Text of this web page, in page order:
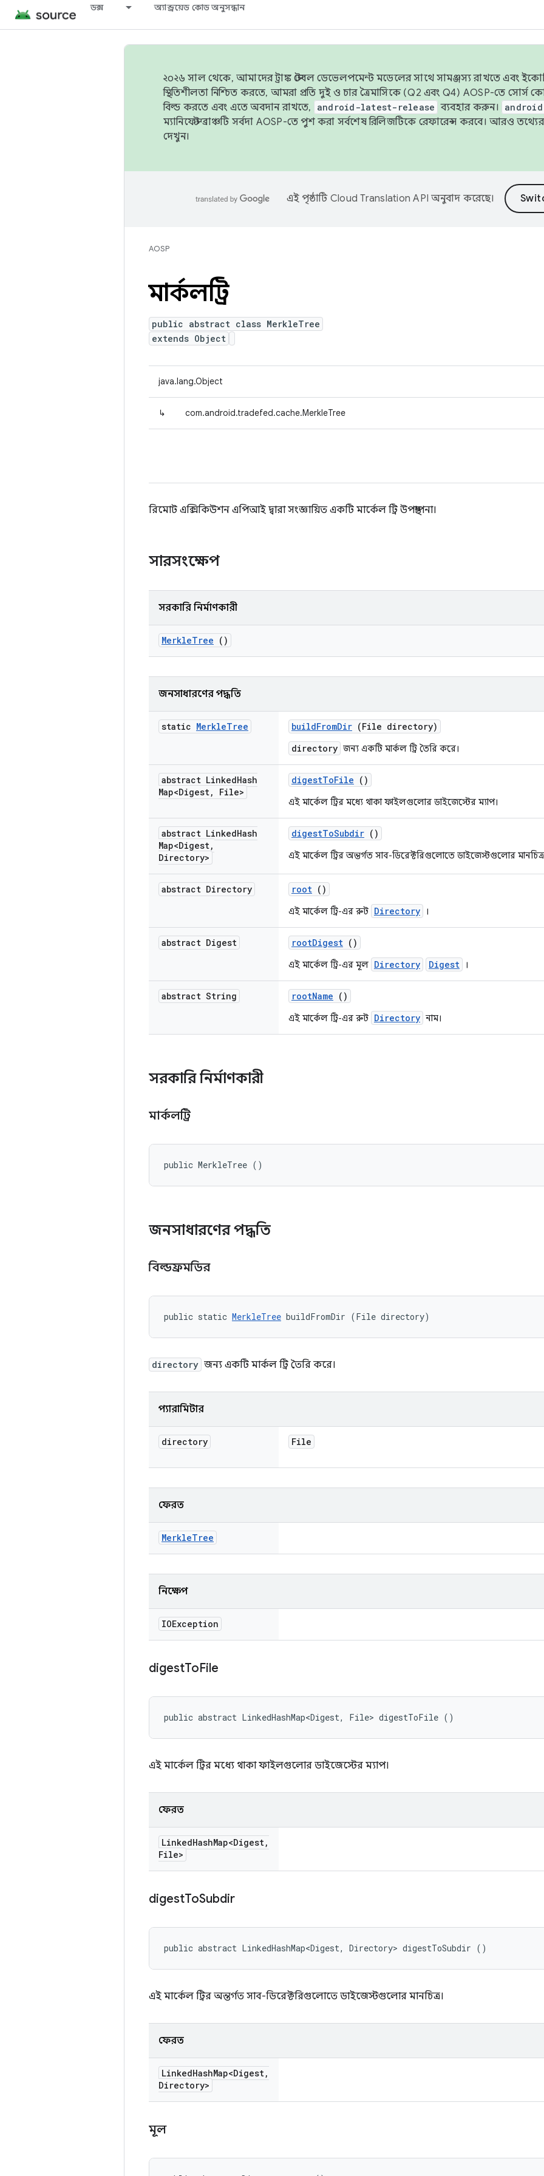
ডক্স অ্যান্ড্রয়েড কোড অনুসন্ধান
২০২৬ সাল থেকে, আমাদের ট্রাঙ্ক স্টেবল ডেভেলপমেন্ট মডেলের সাথে সামঞ্জস্য রাখতে এবং
স্থিতিশীলতা নিশ্চিত করতে, আমরা প্রতি দুই ও চার ত্রৈমাসিকে (Q2 এবং Q4) AOSP-তে সোর্স
বিল্ড করতে এবং এতে অবদান রাখতে,
android-latest-release ব্যবহার করুন।
ম্যানিফেস্ট ব্রাঞ্চটি সর্বদা AOSP-তে পুশ করা সর্বশেষ রিলিজটিকে রেফারেন্স করবে। আরও
দেখুন।
এই পৃষ্ঠাটি Cloud Translation API অনুবাদ করেছে।
AOSP
মার্কলট্রি
public abstract class MerkleTree
extends Object
java.lang.Object
↳ com.android.tradefed.cache.MerkleTree
রিমোট এক্সিকিউশন এপিআই দ্বারা সংজ্ঞায়িত একটি মার্কেল ট্রি উপস্থাপনা।
সারসংক্ষেপ
সরকারি নির্মাণকারী
MerkleTree ()
জনসাধারণের পদ্ধতি
static MerkleTree buildFromDir (File directory)
directory জন্য একটি মার্কল ট্রি তৈরি করে।
abstract LinkedHash
Map<Digest, File>
digestToFile ()
এই মার্কেল ট্রির মধ্যে থাকা ফাইলগুলোর ডাইজেস্টের ম্যাপ।
abstract LinkedHash
Map<Digest,
Directory>
digestToSubdir ()
এই মার্কেল ট্রির অন্তর্গত সাব-ডিরেক্টরিগুলোতে ডাইজেস্টগুলোর
abstract Directory root ()
এই মার্কেল ট্রি-এর রুট Directory ।
abstract Digest rootDigest ()
এই মার্কেল ট্রি-এর মূল Directory Digest ।
abstract String rootName ()
এই মার্কেল ট্রি-এর রুট Directory নাম।
সরকারি নির্মাণকারী
মার্কলট্রি
public MerkleTree ()
জনসাধারণের পদ্ধতি
বিল্ডফ্রমডির
public static MerkleTree buildFromDir (File directory)
directory জন্য একটি মার্কল ট্রি তৈরি করে।
প্যারামিটার
directory File
ফেরত
MerkleTree
নিক্ষেপ
IOException
digestToFile
public abstract LinkedHashMap<Digest, File> digestToFile ()
এই মার্কেল ট্রির মধ্যে থাকা ফাইলগুলোর ডাইজেস্টের ম্যাপ।
ফেরত
LinkedHashMap<Digest,
File>
digestToSubdir
public abstract LinkedHashMap<Digest, Directory> digestToSubdir ()
এই মার্কেল ট্রির অন্তর্গত সাব-ডিরেক্টরিগুলোতে ডাইজেস্টগুলোর মানচিত্র।
ফেরত
LinkedHashMap<Digest,
Directory>
মূল